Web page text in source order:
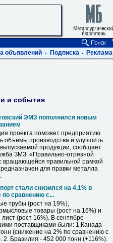
объявлений Подписка Реклама
и события
ЭМЗ пополнился новым
проекта поможет предприятию
объёмы производства и улучшить
выпускаемой продукции, сообщает
ЗМЗ. «Правильно-отрезной
вращающейся правильной рамкой
для правки металла
стали снизился на 4,1% в
по сравнению с...
трубы (рост на 19%),
товары (рост на 16%) и
лист (рост 16%). В сентябре
поставщиками были: 1.Канада -
(снижение на 2% по сравнению с
2. Бразилия - 452 000 тонн (+116%).